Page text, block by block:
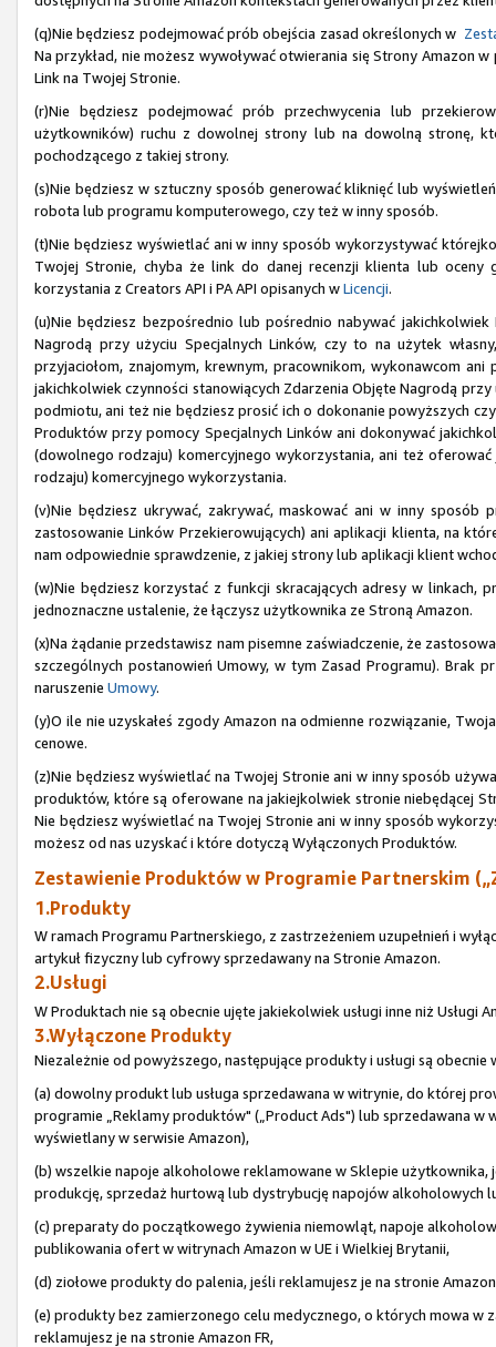
(q)Nie będziesz podejmować prób obejścia zasad określonych w
Na przykład, nie możesz wywoływać otwierania się Strony Amazon
Link na Twojej Stronie.
(r)Nie będziesz podejmować prób przechwycenia lub
użytkowników) ruchu z dowolnej strony lub na dowolną stronę,
pochodzącego z takiej strony.
(s)Nie będziesz w sztuczny sposób generować kliknięć lub
robota lub programu komputerowego, czy też w inny sposób.
(t)Nie będziesz wyświetlać ani w inny sposób wykorzystywać
Twojej Stronie, chyba że link do danej recenzji klienta lub oceny
korzystania z Creators API i PA API opisanych wLicencji.
(u)Nie będziesz bezpośrednio lub pośrednio nabywać
Nagrodą przy użyciu Specjalnych Linków, czy to na użytek
przyjaciołom, znajomym, krewnym, pracownikom, wykonawcom
jakichkolwiek czynności stanowiących Zdarzenia Objęte Nagrodą
podmiotu, ani też nie będziesz prosić ich o dokonanie powyższych
Produktów przy pomocy Specjalnych Linków ani dokonywać
(dowolnego rodzaju) komercyjnego wykorzystania, ani też
rodzaju) komercyjnego wykorzystania.
(v)Nie będziesz ukrywać, zakrywać, maskować ani w inny sposób
zastosowanie Linków Przekierowujących) ani aplikacji klienta, na
nam odpowiednie sprawdzenie, z jakiej strony lub aplikacji klient
(w)Nie będziesz korzystać z funkcji skracających adresy w linkach,
jednoznaczne ustalenie, że łączysz użytkownika ze Stroną Amazon.
(x)Na żądanie przedstawisz nam pisemne zaświadczenie, że
szczególnych postanowień Umowy, w tym Zasad Programu). Brak
naruszenie Umowy.
(y)O ile nie uzyskałeś zgody Amazon na odmienne rozwiązanie,
cenowe.
(z)Nie będziesz wyświetlać na Twojej Stronie ani w inny sposób
produktów, które są oferowane na jakiejkolwiek stronie niebędącej
Nie będziesz wyświetlać na Twojej Stronie ani w inny sposób
możesz od nas uzyskać i które dotyczą Wyłączonych Produktów.
Zestawienie Produktów w Programie Partnerskim
1.Produkty
W ramach Programu Partnerskiego, z zastrzeżeniem uzupełnień i
artykuł fizyczny lub cyfrowy sprzedawany na Stronie Amazon.
2.Usługi
W Produktach nie są obecnie ujęte jakiekolwiek usługi inne niż Usługi
3.Wyłączone Produkty
Niezależnie od powyższego, następujące produkty i usługi są
(a) dowolny produkt lub usługa sprzedawana w witrynie, do której
programie „Reklamy produktów" („Product Ads") lub sprzedawana
wyświetlany w serwisie Amazon),
(b) wszelkie napoje alkoholowe reklamowane w Sklepie
produkcję, sprzedaż hurtową lub dystrybucję napojów alkoholowych
(c) preparaty do początkowego żywienia niemowląt, napoje
publikowania ofert w witrynach Amazon w UE i Wielkiej Brytanii,
(d) ziołowe produkty do palenia, jeśli reklamujesz je na stronie Amazon
(e) produkty bez zamierzonego celu medycznego, o których mowa w
reklamujesz je na stronie Amazon FR,